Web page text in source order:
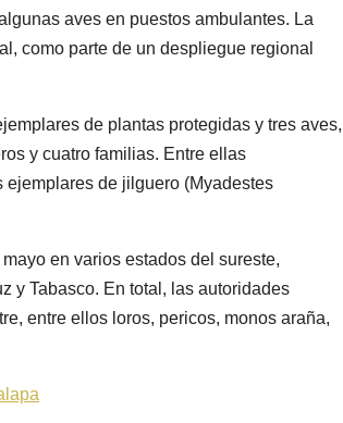
aves en puestos ambulantes. La
como parte de un despliegue regional
de plantas protegidas y tres aves,
y cuatro familias. Entre ellas
de jilguero (Myadestes
en varios estados del sureste,
y Tabasco. En total, las autoridades
entre ellos loros, pericos, monos araña,